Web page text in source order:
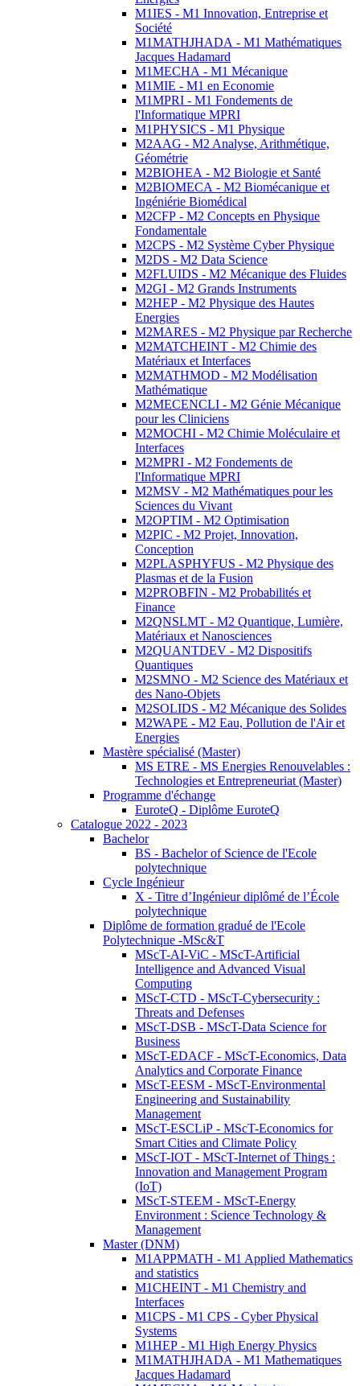
M1IES - M1 Innovation, Entreprise et
Société
M1MATHJHADA - M1 Mathématiques
Jacques Hadamard
M1MECHA - M1 Mécanique
M1MIE - M1 en Economie
M1MPRI - M1 Fondements de
l'Informatique MPRI
M1PHYSICS - M1 Physique
M2AAG - M2 Analyse, Arithmétique,
Géométrie
M2BIOHEA - M2 Biologie et Santé
M2BIOMECA - M2 Biomécanique et
Ingéniérie Biomédical
M2CFP - M2 Concepts en Physique
Fondamentale
M2CPS - M2 Système Cyber Physique
M2DS - M2 Data Science
M2FLUIDS - M2 Mécanique des Fluides
M2GI - M2 Grands Instruments
M2HEP - M2 Physique des Hautes
Energies
M2MARES - M2 Physique par Recherche
M2MATCHEINT - M2 Chimie des
Matériaux et Interfaces
M2MATHMOD - M2 Modélisation
Mathématique
M2MECENCLI - M2 Génie Mécanique
pour les Cliniciens
M2MOCHI - M2 Chimie Moléculaire et
Interfaces
M2MPRI - M2 Fondements de
l'Informatique MPRI
M2MSV - M2 Mathématiques pour les
Sciences du Vivant
M2OPTIM - M2 Optimisation
M2PIC - M2 Projet, Innovation,
Conception
M2PLASPHYFUS - M2 Physique des
Plasmas et de la Fusion
M2PROBFIN - M2 Probabilités et
Finance
M2QNSLMT - M2 Quantique, Lumière,
Matériaux et Nanosciences
M2QUANTDEV - M2 Dispositifs
Quantiques
M2SMNO - M2 Science des Matériaux et
des Nano-Objets
M2SOLIDS - M2 Mécanique des Solides
M2WAPE - M2 Eau, Pollution de l'Air et
Energies
Mastère spécialisé (Master)
MS ETRE - MS Energies Renouvelables :
Technologies et Entrepreneuriat (Master)
Programme d'échange
EuroteQ - Diplôme EuroteQ
Catalogue 2022 - 2023
Bachelor
BS - Bachelor of Science de l'Ecole
polytechnique
Cycle Ingénieur
X - Titre d’Ingénieur diplômé de l’École
polytechnique
Diplôme de formation gradué de l'Ecole
Polytechnique -MSc&T
MScT-AI-ViC - MScT-Artificial
Intelligence and Advanced Visual
Computing
MScT-CTD - MScT-Cybersecurity :
Threats and Defenses
MScT-DSB - MScT-Data Science for
Business
MScT-EDACF - MScT-Economics, Data
Analytics and Corporate Finance
MScT-EESM - MScT-Environmental
Engineering and Sustainability
Management
MScT-ESCLiP - MScT-Economics for
Smart Cities and Climate Policy
MScT-IOT - MScT-Internet of Things :
Innovation and Management Program
(IoT)
MScT-STEEM - MScT-Energy
Environment : Science Technology &
Management
Master (DNM)
M1APPMATH - M1 Applied Mathematics
and statistics
M1CHEINT - M1 Chemistry and
Interfaces
M1CPS - M1 CPS - Cyber Physical
Systems
M1HEP - M1 High Energy Physics
M1MATHJHADA - M1 Mathematiques
Jacques Hadamard